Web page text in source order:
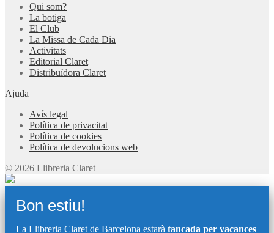
Qui som?
La botiga
El Club
La Missa de Cada Dia
Activitats
Editorial Claret
Distribuïdora Claret
Ajuda
Avís legal
Política de privacitat
Política de cookies
Política de devolucions web
© 2026 Llibreria Claret
Bon estiu!
La Llibreria Claret de Barcelona estarà tancada per vacances